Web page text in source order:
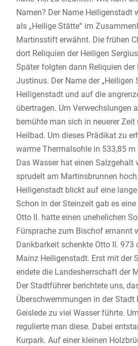
Namen? Der Name Heiligenstadt
als „Heilige Stätte“ im
Martinsstift erwähnt. Die frühen
dort Reliquien der Heiligen
Später folgten dann Reliquien der
Justinus. Der Name der „Heiligen
Heiligenstadt und auf die
übertragen. Um Verwechslungen
bemühte man sich in neuerer
Heilbad. Um dieses Prädikat zu
warme Thermalsohle in 533,85 m
Das Wasser hat einen Salzgehalt
sprudelt am Martinsbrunnen hoch.
Heiligenstadt blickt auf eine
Schon in der Steinzeit gab es
Otto II. hatte einen unehelichen
Fürsprache zum Bischof ernannt
Dankbarkeit schenkte Otto II. 973
Mainz Heiligenstadt. Erst mit der
endete die Landesherrschaft der
Der Stadtführer berichtete uns,
Überschwemmungen in der Stadt
Geislede zu viel Wasser führte.
regulierte man diese. Dabei
Kurpark. Auf einer kleinen